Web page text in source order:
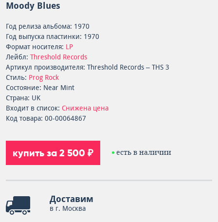
Moody Blues
Год релиза альбома: 1970
Год выпуска пластинки: 1970
Формат носителя: LP
Лейбл: Threshold Records
Артикул производителя: Threshold Records – THS 3
Стиль: Prog Rock
Состояние: Near Mint
Страна: UK
Входит в список: Снижена цена
Код товара: 00-00064867
купить за 2 500 ₽ есть в наличии
Доставим
в г. Москва